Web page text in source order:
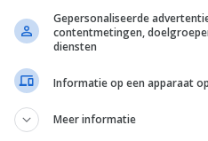
acteur moet worden.
met zijn broer Roy het
tegenslagen te verduren.
Khoa Le
Thomas Ian Nicholas
Gepersonaliseerde
contentmetingen,
diensten
Informatie op een apparaat
Meer informatie